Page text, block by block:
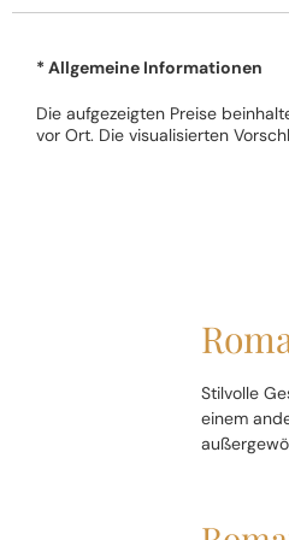
* Allgemeine Informationen
Die aufgezeigten Preise
vor Ort. Die visualisierten
Stilvolle
einem